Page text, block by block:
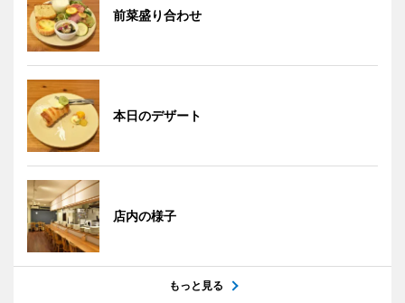
前菜盛り合わせ
本日のデザート
店内の様子
もっと見る